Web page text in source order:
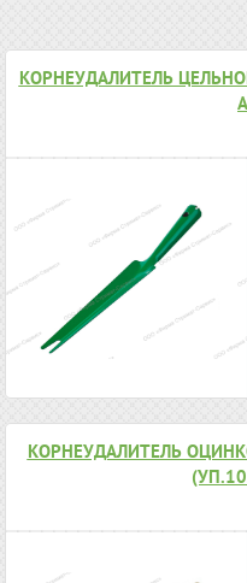
КОРНЕУДАЛИТЕЛЬ
КОРНЕУДАЛИТЕЛЬ